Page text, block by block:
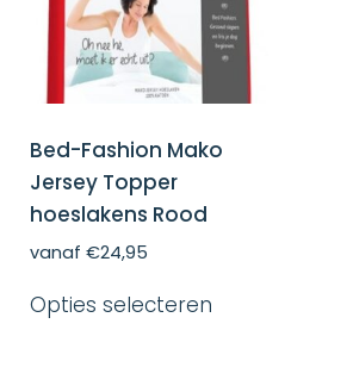
Bed-Fashion Mako
Jersey Topper
hoeslakens Rood
vanaf€24,95
Opties selecteren